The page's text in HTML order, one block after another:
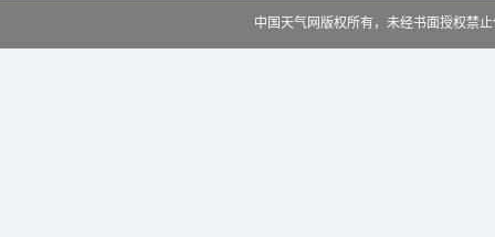
中国天气网版权所有，未经书面授权